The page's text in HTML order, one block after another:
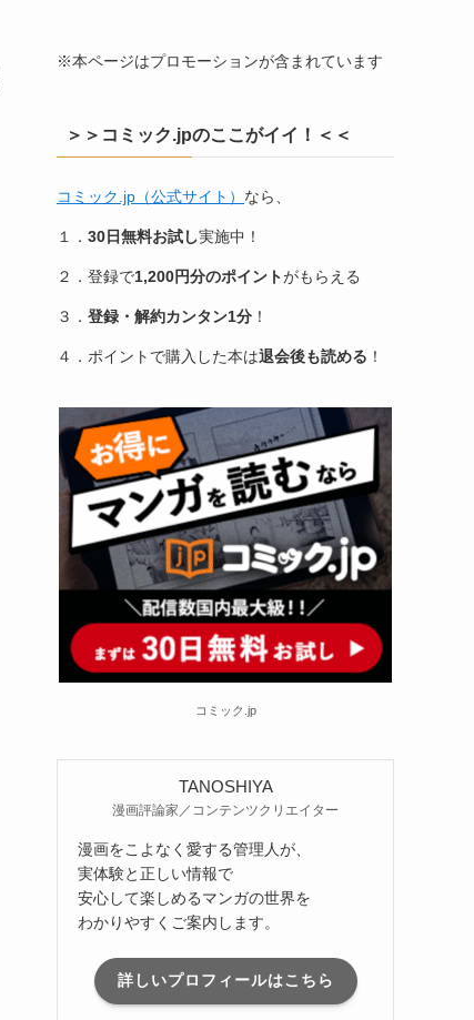
※本ページはプロモーションが含まれています
＞＞コミック.jpのここがイイ！＜＜
コミック.jp（公式サイト） なら、
１． 30日無料お試し実施中！
２．登録で1,200円分のポイントがもらえる
３． 登録・解約カンタン1分 ！
４．ポイントで購入した本は退会後も読める ！
コミック.jp
TANOSHIYA
漫画評論家／コンテンツクリエイター
漫画をこよなく愛する管理人が、
実体験と正しい情報で
安心して楽しめるマンガの世界を
わかりやすくご案内します。
詳しいプロフィールはこちら